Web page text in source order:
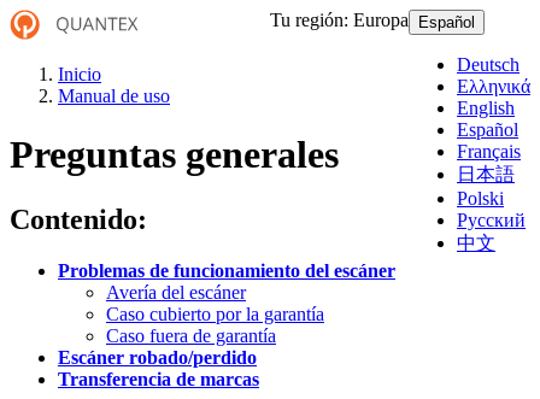
Español
Deutsch
Ελληνικά
English
Español
Français
日本語
Polski
Русский
中文
Tu región: Europa
Inicio
Manual de uso
Preguntas generales
Contenido:
Problemas de funcionamiento del escáner
Avería del escáner
Caso cubierto por la garantía
Caso fuera de garantía
Escáner robado/perdido
Transferencia de marcas